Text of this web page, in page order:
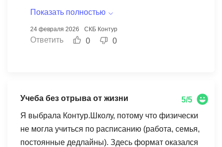
отметили полезность блоков о сроках,
важные аспекты. Мы стремимся сделать
наших курсах!
Показать полностью
24 февраля 2026 СКБ Контур
Ответить 0 0
Учеба без отрыва от жизни
5/5
Я выбрала Контур.Школу, потому что физически
не могла учиться по расписанию (работа, семья,
постоянные дедлайны). Здесь формат оказался